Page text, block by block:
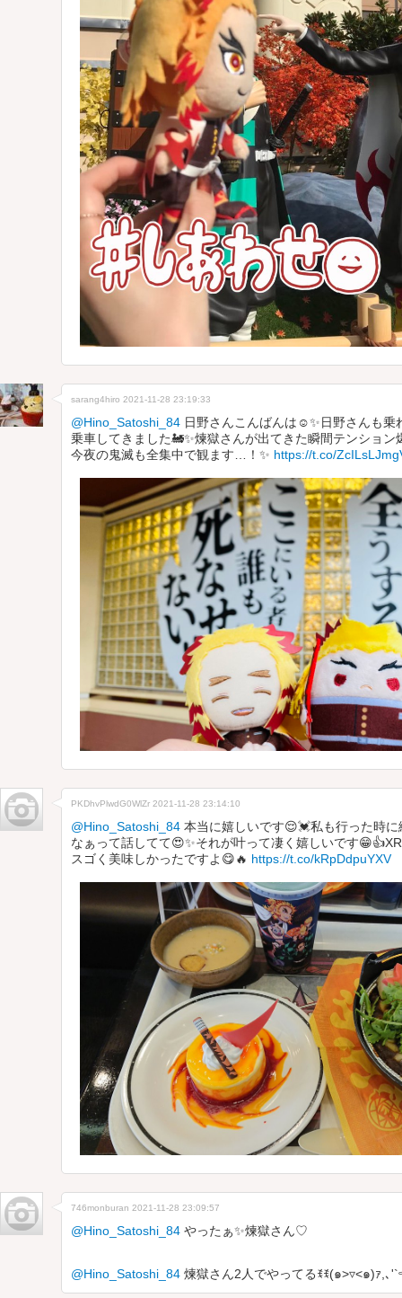
sarang4hiro 2021-11-28 23:19:33
@Hino_Satoshi_84 日野さんこんばんは☺️✨日野さんも乗
乗車してきました🚂✨煉獄さんが出てきた瞬間テンショ
今夜の鬼滅も全集中で観ます…！✨ https://t.co/
PKDhvPlwdG0WlZr 2021-11-28 23:14:10
@Hino_Satoshi_84 本当に嬉しいです😌💓私も行った時
なぁって話してて😍✨それが叶って凄く嬉しいです
スゴく美味しかったですよ😋🔥 https://t.co/kRpDdpuYXV
746monburan 2021-11-28 23:09:57
@Hino_Satoshi_84 やったぁ✨煉獄さん♡
@Hino_Satoshi_84 煉獄さん2人でやってるꉂꉂ(๑˃▿︎˂๑)ｧ,､